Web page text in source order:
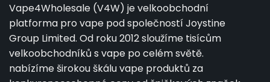
Vape4Wholesale (V4W) je velkoobchodní
platforma pro vape pod společností Joystine
Group Limited. Od roku 2012 sloužíme tisícům
velkoobchodníků s vape po celém světě.
nabízíme širokou škálu vape produktů za